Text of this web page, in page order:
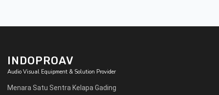
INDOPROAV
Audio Visual Equipment & Solution Provider
Menara Satu Sentra Kelapa Gading